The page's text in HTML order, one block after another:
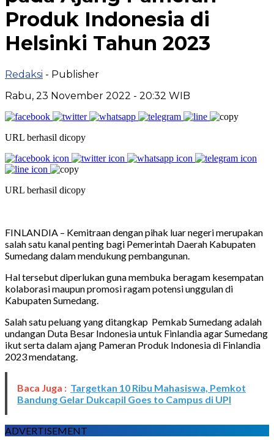
Produk Indonesia di
Helsinki Tahun 2023
Redaksi - Publisher
Rabu, 23 November 2022 - 20:32 WIB
URL berhasil dicopy
URL berhasil dicopy
FINLANDIA – Kemitraan dengan pihak luar negeri merupakan
salah satu kanal penting bagi Pemerintah Daerah Kabupaten
Sumedang dalam mendukung pembangunan.
Hal tersebut diperlukan guna membuka beragam kesempatan
kolaborasi maupun promosi ragam potensi unggulan di
Kabupaten Sumedang.
Salah satu peluang yang ditangkap Pemkab Sumedang adalah
undangan Duta Besar Indonesia untuk Finlandia agar Sumedang
ikut serta dalam ajang Pameran Produk Indonesia di Finlandia
2023 mendatang.
Baca Juga : Targetkan 10 Ribu Mahasiswa, Pemkot
Bandung Gelar Dukcapil Goes to Campus di UPI
ADVERTISEMENT